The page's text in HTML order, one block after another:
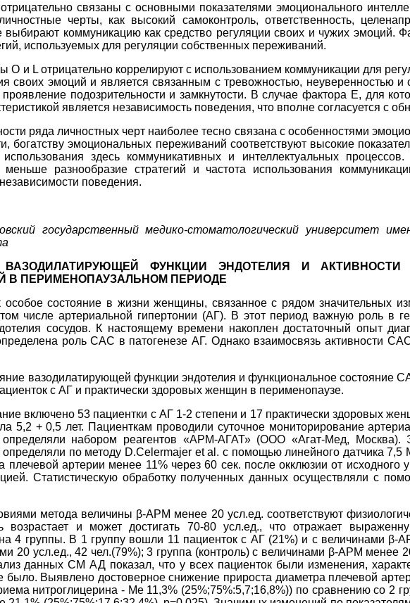
связаны с основными показателями эмоционального
черты, как высокий самоконтроль, ответственность,
коммуникацию как средство регуляции своих и чужих эмоций.
используемых для регуляции собственных переживаний.
и L отрицательно коррелируют с использованием коммуникации для
своих эмоций и является связанным с тревожностью, неуверенностью
проявление подозрительности и замкнутости. В случае фактора Е, для
является независимость поведения, что вполне согласуется с
ряда личностных черт наиболее тесно связана с особенностями
богатству эмоциональных переживаний соответствуют высокие
здесь коммуникативных и интеллектуальных
разнообразие стратегий и частота использования
поведения.
государственный медико-стоматологический университет
ВАЗОДИЛАТИРУЮЩЕЙ ФУНКЦИИ ЭНДОТЕЛИЯ И
В ПЕРИМЕНОПАУЗАЛЬНОМ ПЕРИОДЕ
особое состояние в жизни женщины, связанное с рядом значительных
числе артериальной гипертонии (АГ). В этот период важную роль в
сосудов. К настоящему времени накоплен достаточный опыт
роль САС в патогенезе АГ. Однако взаимосвязь активности
вазодилатирующей функции эндотелия и функциональное
с АГ и практически здоровых женщин в перименопаузе.
включено 53 пациентки с АГ 1-2 степени и 17 практически здоровых
5,2 + 0,5 лет. Пациенткам проводили суточное мониторирование
набором реагентов «АРМ-АГАТ» (ООО «Агат-Мед,
по методу D.Celermajer et al. с помощью линейного датчика
плечевой артерии менее 11% через 60 сек. после окклюзии от
Статистическую обработку полученных данных осуществляли с
метода величины β-АРМ менее 20 усл.ед. соответствуют
возрастает и может достигать 70-80 усл.ед., что отражает
4 группы. В 1 группу вошли 11 пациенток с АГ (21%) и с величинами β-
усл.ед., 42 чел.(79%); 3 группа (контроль) с величинами β-АРМ менее
данных СМ АД показал, что у всех пациенток были изменения,
Выявлено достоверное снижение прироста диаметра плечевой
нитроглицерина - Ме 11,3% (25%;75%:5,7;16,8%)) по сравнению со 2